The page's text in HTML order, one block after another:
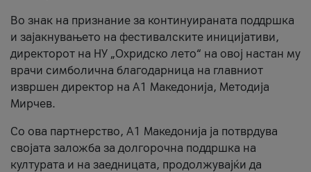
Во знак на признание за континуираната поддршка
и зајакнувањето на фестивалските иницијативи,
директорот на НУ „Охридско лето“ на овој настан му
врачи симболична благодарница на главниот
извршен директор на A1 Македонија, Методија
Мирчев.
Со ова партнерство, A1 Македонија ја потврдува
својата заложба за долгорочна поддршка на
културата и на заедницата, продолжувајќи да